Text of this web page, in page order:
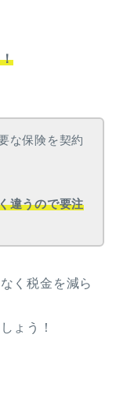
な保険を契約
違うので要注
く税金を減ら
ょう！